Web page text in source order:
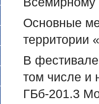
Основные
территории
В
том числе и
ГБб-201.3